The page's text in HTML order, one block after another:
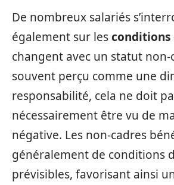
De nombreux salariés
également sur lesconditions
changent avec un statut non-
souvent perçu comme une
responsabilité, cela ne doit
nécessairement être vu de
négative. Les non-cadres
généralement de conditions
prévisibles, favorisant ainsi